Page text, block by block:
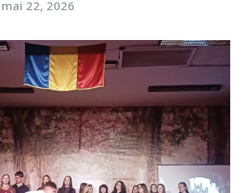
mai 22, 2026